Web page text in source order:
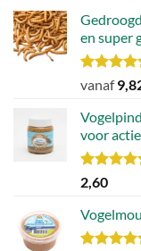
en super
uit 5
vanaf
voor
Waardering
4.78
2,60